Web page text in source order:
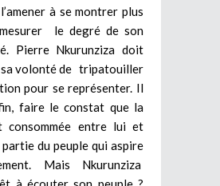
à se montrer plus
le degré de son
Pierre Nkurunziza doit
volonté de tripatouiller
pour se représenter. Il
faire le constat que la
consommée entre lui et
du peuple qui aspire
Mais Nkurunziza